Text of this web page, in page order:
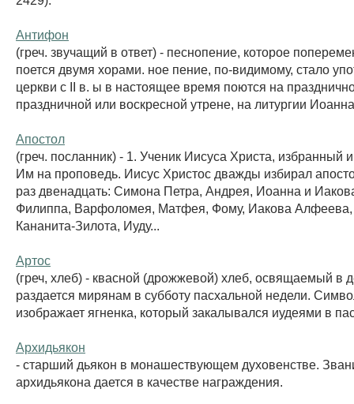
Антифон
(греч. звучащий в ответ) - песнопение, которое
поется двумя хорами. ное пение, по-видимому, стало
церкви с II в. ы в настоящее время поются на
праздничной или воскресной утрене, на литургии
Апостол
(греч. посланник) - 1. Ученик Иисуса Христа, избранный
Им на проповедь. Иисус Христос дважды избирал
раз двенадцать: Симона Петра, Андрея, Иоанна и
Филиппа, Варфоломея, Матфея, Фому, Иакова
Кананита-Зилота, Иуду...
Артос
(греч, хлеб) - квасной (дрожжевой) хлеб, освящаемый в
раздается мирянам в субботу пасхальной недели.
изображает ягненка, который закалывался иудеями в
Архидьякон
- старший дьякон в монашествующем духовенстве.
архидьякона дается в качестве награждения.